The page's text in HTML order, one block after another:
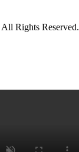
All Rights Reserved.